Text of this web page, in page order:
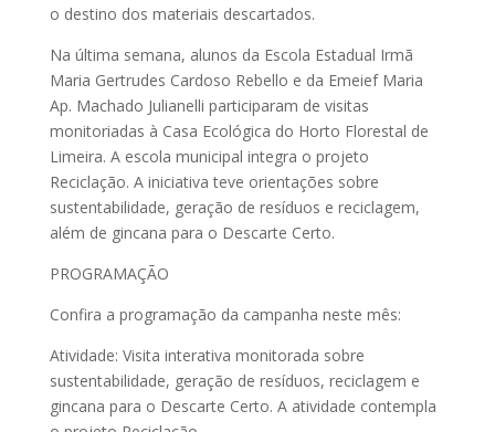
o destino dos materiais descartados.
Na última semana, alunos da Escola Estadual Irmã
Maria Gertrudes Cardoso Rebello e da Emeief Maria
Ap. Machado Julianelli participaram de visitas
monitoriadas à Casa Ecológica do Horto Florestal de
Limeira. A escola municipal integra o projeto
Reciclação. A iniciativa teve orientações sobre
sustentabilidade, geração de resíduos e reciclagem,
além de gincana para o Descarte Certo.
PROGRAMAÇÃO
Confira a programação da campanha neste mês:
Atividade: Visita interativa monitorada sobre
sustentabilidade, geração de resíduos, reciclagem e
gincana para o Descarte Certo. A atividade contempla